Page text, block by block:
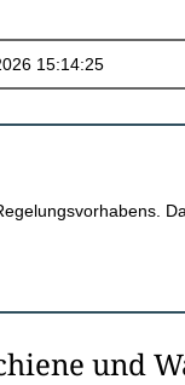
und